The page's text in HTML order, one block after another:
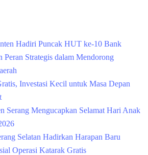
Hadiri Puncak HUT ke-10 Bank
Peran Strategis dalam Mendorong
Investasi Kecil untuk Masa Depan
Serang Mengucapkan Selamat Hari Anak
Selatan Hadirkan Harapan Baru
Operasi Katarak Gratis